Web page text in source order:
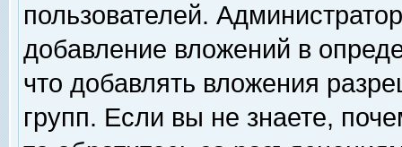
пользователей.
добавление вложений в
что добавлять вложения
групп. Если вы не знаете,